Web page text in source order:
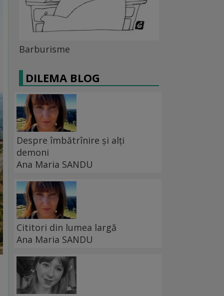
Barburisme
DILEMA BLOG
Despre îmbătrînire și alți
demoni
Ana Maria SANDU
Cititori din lumea largă
Ana Maria SANDU